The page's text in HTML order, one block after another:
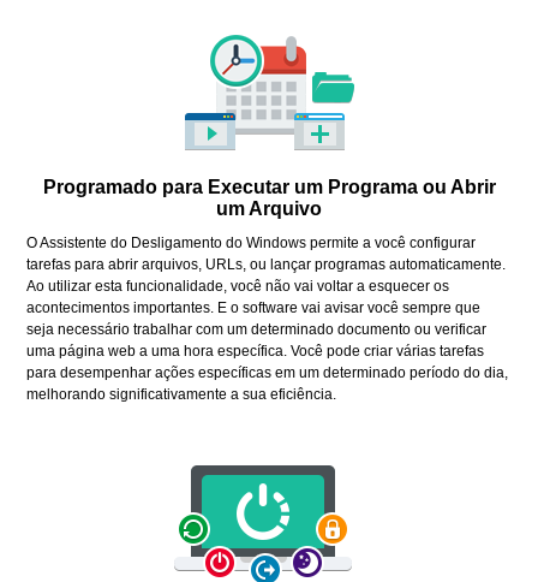
Programado para Executar um Programa ou Abrir
um Arquivo
O Assistente do Desligamento do Windows permite a você configurar
tarefas para abrir arquivos, URLs, ou lançar programas automaticamente.
Ao utilizar esta funcionalidade, você não vai voltar a esquecer os
acontecimentos importantes. E o software vai avisar você sempre que
seja necessário trabalhar com um determinado documento ou verificar
uma página web a uma hora específica. Você pode criar várias tarefas
para desempenhar ações específicas em um determinado período do dia,
melhorando significativamente a sua eficiência.